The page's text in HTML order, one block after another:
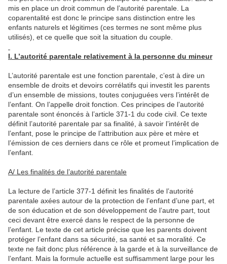
mis en place un droit commun de l’autorité parentale. La
coparentalité est donc le principe sans distinction entre les
enfants naturels et légitimes (ces termes ne sont même plus
utilisés), et ce quelle que soit la situation du couple.
I. L’autorité parentale relativement à la personne du mineur
L’autorité parentale est une fonction parentale, c’est à dire un
ensemble de droits et devoirs corrélatifs qui investit les parents
d’un ensemble de missions, toutes conjuguées vers l’intérêt de
l’enfant. On l’appelle droit fonction. Ces principes de l’autorité
parentale sont énoncés à l’article 371-1 du code civil. Ce texte
définit l’autorité parentale par sa finalité, à savoir l’intérêt de
l’enfant, pose le principe de l’attribution aux père et mère et
l’émission de ces derniers dans ce rôle et promeut l’implication de
l’enfant.
A/ Les finalités de l’autorité parentale
La lecture de l’article 377-1 définit les finalités de l’autorité
parentale axées autour de la protection de l’enfant d’une part, et
de son éducation et de son développement de l’autre part, tout
ceci devant être exercé dans le respect de la personne de
l’enfant. Le texte de cet article précise que les parents doivent
protéger l’enfant dans sa sécurité, sa santé et sa moralité. Ce
texte ne fait donc plus référence à la garde et à la surveillance de
l’enfant. Mais la formule actuelle est suffisamment large pour les